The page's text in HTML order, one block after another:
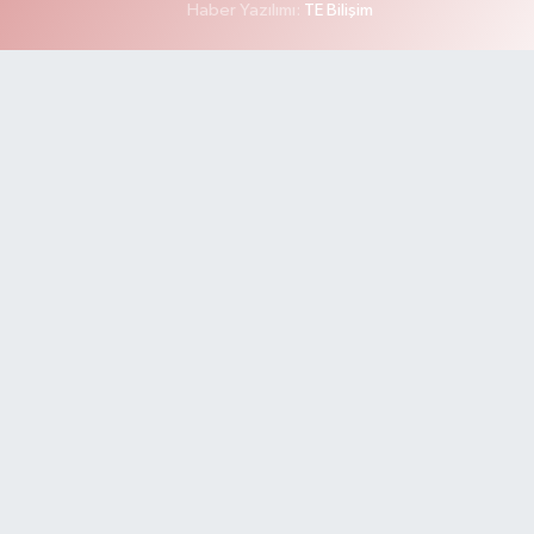
Haber Yazılımı: TE Bilişim